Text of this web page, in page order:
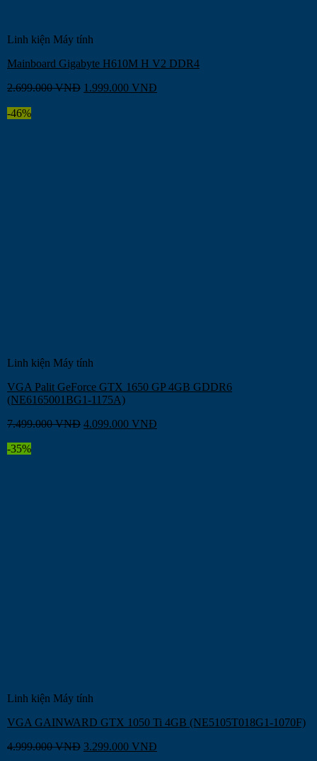
Linh kiện Máy tính
Mainboard Gigabyte H610M H V2 DDR4
2.699.000VNĐ 1.999.000 VNĐ
-46%
Linh kiện Máy tính
VGA Palit GeForce GTX 1650 GP 4GB GDDR6
(NE6165001BG1-1175A)
7.499.000VNĐ 4.099.000 VNĐ
-35%
Linh kiện Máy tính
VGA GAINWARD GTX 1050 Ti 4GB (NE5105T018G1-1070F)
4.999.000VNĐ 3.299.000 VNĐ